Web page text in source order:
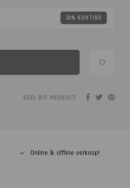
10% KORTING
DEEL DIT PRODUCT:
Online & offline verkoop!